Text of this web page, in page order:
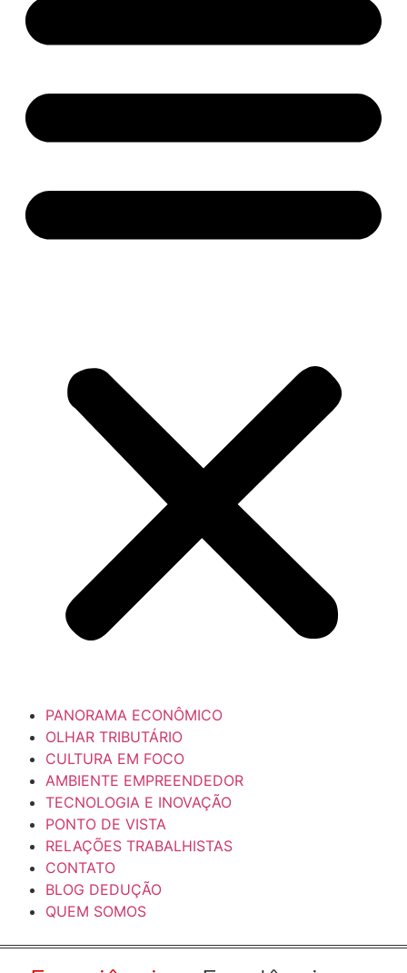
PANORAMA ECONÔMICO
OLHAR TRIBUTÁRIO
CULTURA EM FOCO
AMBIENTE EMPREENDEDOR
TECNOLOGIA E INOVAÇÃO
PONTO DE VISTA
RELAÇÕES TRABALHISTAS
CONTATO
BLOG DEDUÇÃO
QUEM SOMOS